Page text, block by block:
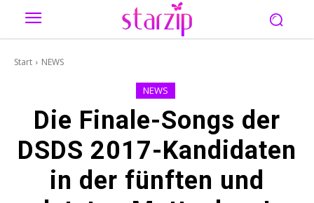
Start NEWS
NEWS
Die Finale-Songs der
DSDS 2017-Kandidaten
in der fünften und